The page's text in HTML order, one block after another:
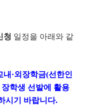
청 일정을 아래와 같
·외장학금(선한인
장학생 선발에 활용
시기 바랍니다.